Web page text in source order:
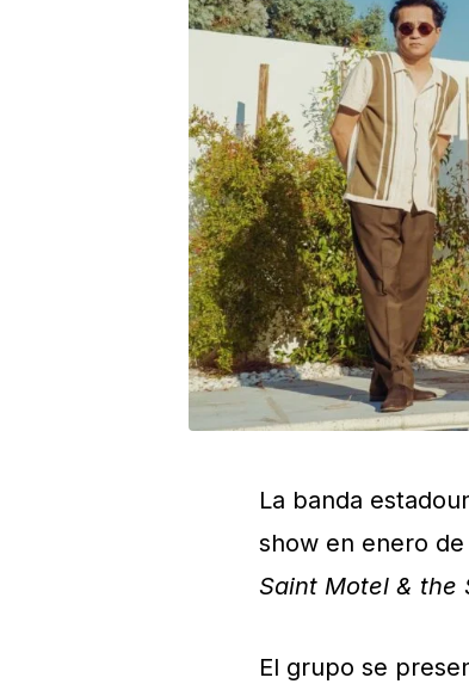
La banda
show en enero
Saint Motel & the
El grupo se